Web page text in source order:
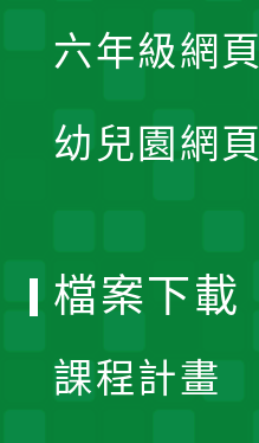
六年級網頁
幼兒園網頁
檔案下載
課程計畫